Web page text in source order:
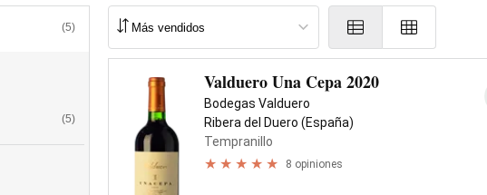
(5)
(5)
Valduero Una Cepa 2020
Bodegas Valduero
Ribera del Duero (España)
Tempranillo
8 opiniones